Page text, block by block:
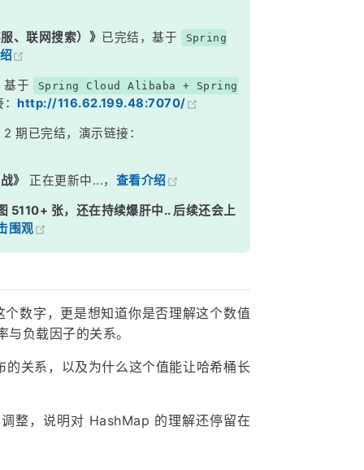
、联网搜索）》 已完结，基于 Spring
于 Spring Cloud Alibaba + Spring
：http://116.62.199.48:7070/
2 期已完结，演示链接：
》 正在更新中...， 查看介绍
5110+ 张，还在持续爆肝中.. 后续还会上
围观
数字，更是想知道你是否理解这个数值
负载因子的关系。
关系，以及为什么这个值能让哈希桶长
整，说明对 HashMap 的理解还停留在